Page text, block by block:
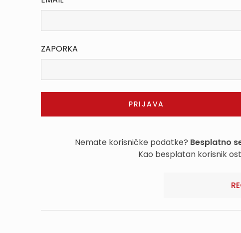
ZAPORKA
Nemate korisničke podatke? Besplatno
Kao besplatan korisnik